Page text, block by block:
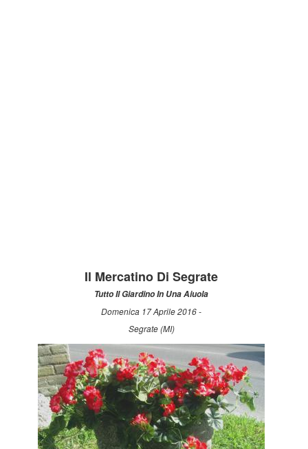
Il Mercatino Di Segrate
Tutto Il Giardino In Una Aiuola
Domenica 17 Aprile 2016 -
Segrate (MI)